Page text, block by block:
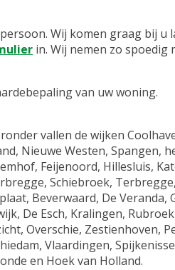
Wij komen graag bij
in. Wij nemen zo spoedig
van uw woning.
vallen de wijken
Nieuwe Westen, Spangen,
Feijenoord, Hillesluis,
Schiebroek,
Beverwaard, De
De Esch, Kralingen,
Overschie, Zestienhoven,
Vlaardingen,
en Hoek van Holland.